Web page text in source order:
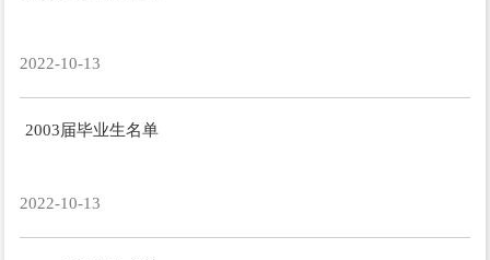
2022-10-13
2003届毕业生名单
2022-10-13